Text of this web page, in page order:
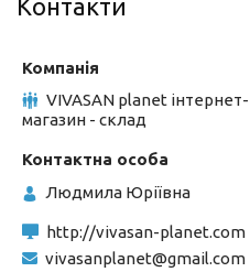
Контакти
VIVASAN planet інтернет-
магазин - склад
Людмила Юріївна
http://vivasan-planet.com
vivasanplanet@gmail.com